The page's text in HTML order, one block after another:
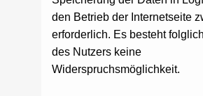
den Betrieb der Internetseite
erforderlich. Es besteht
des Nutzers keine
Widerspruchsmöglichkeit.